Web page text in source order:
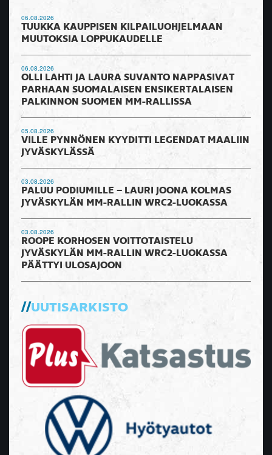
06.08.2026
TUUKKA KAUPPISEN KILPAILUOHJELMAAN
MUUTOKSIA LOPPUKAUDELLE
06.08.2026
OLLI LAHTI JA LAURA SUVANTO NAPPASIVAT
PARHAAN SUOMALAISEN ENSIKERTALAISEN
PALKINNON SUOMEN MM-RALLISSA
05.08.2026
VILLE PYNNÖNEN KYYDITTI LEGENDAT MAALIIN
JYVÄSKYLÄSSÄ
03.08.2026
PALUU PODIUMILLE – LAURI JOONA KOLMAS
JYVÄSKYLÄN MM-RALLIN WRC2-LUOKASSA
03.08.2026
ROOPE KORHOSEN VOITTOTAISTELU
JYVÄSKYLÄN MM-RALLIN WRC2-LUOKASSA
PÄÄTTYI ULOSAJOON
UUTISARKISTO